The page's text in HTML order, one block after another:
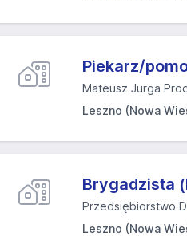
Piekarz/
Mateusz Jurga
Leszno (Nowa
Brygadzista
Przedsiębiorstwo
Leszno (Nowa